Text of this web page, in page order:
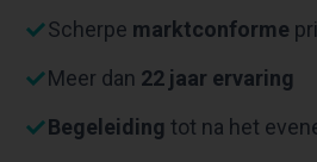
Scherpe marktconforme
Meer dan 22 jaar ervaring
Begeleiding tot na het